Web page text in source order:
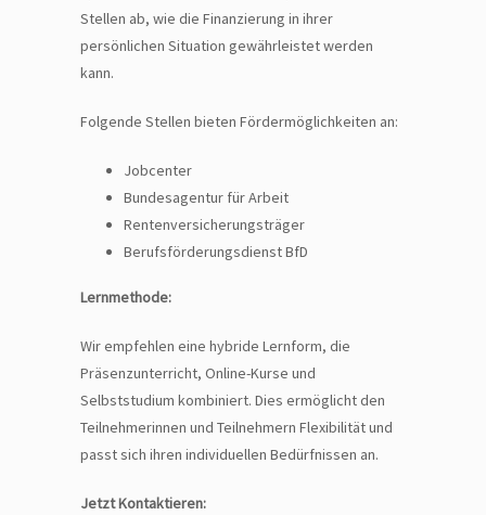
Stellen ab, wie die Finanzierung in ihrer
persönlichen Situation gewährleistet werden
kann.
Folgende Stellen bieten Fördermöglichkeiten an:
Jobcenter
Bundesagentur für Arbeit
Rentenversicherungsträger
Berufsförderungsdienst BfD
Lernmethode:
Wir empfehlen eine hybride Lernform, die
Präsenzunterricht, Online-Kurse und
Selbststudium kombiniert. Dies ermöglicht den
Teilnehmerinnen und Teilnehmern Flexibilität und
passt sich ihren individuellen Bedürfnissen an.
Jetzt Kontaktieren: